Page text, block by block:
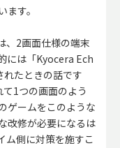
す。
、2画面仕様の端末
には「Kyocera Ech
たときの話です
1つの画面のよう
ゲームをこのような
改修が必要になるは
ム側に対策を施すこ